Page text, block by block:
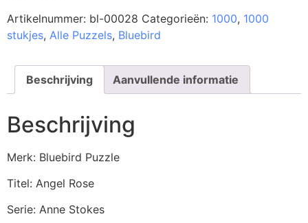
Artikelnummer: bl-00028 Categorieën: 1000, 1000
stukjes, Alle Puzzels, Bluebird
Beschrijving Aanvullende informatie
Beschrijving
Merk: Bluebird Puzzle
Titel: Angel Rose
Serie: Anne Stokes